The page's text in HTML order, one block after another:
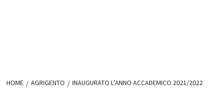
HOME AGRIGENTO
INAUGURATO L’ANNO ACCADEMICO 2021/2022